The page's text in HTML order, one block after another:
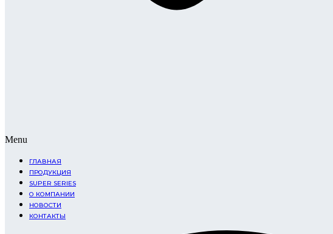
Menu
ГЛАВНАЯ
ПРОДУКЦИЯ
SUPER SERIES
О КОМПАНИИ
НОВОСТИ
КОНТАКТЫ